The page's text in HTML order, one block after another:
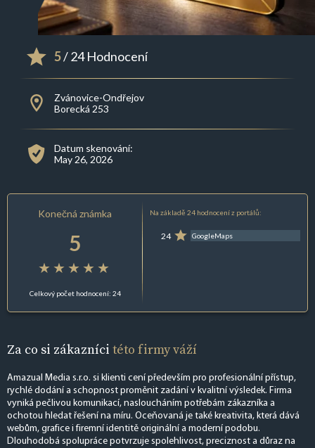
5/ 24 Hodnocení
Zvánovice-Ondřejov
Borecká 253
Datum skenování:
May 26, 2026
Konečná známka
5
Celkový počet hodnocení: 24
Na základě 24 hodnocení z portálů:
24 GoogleMaps
Za co si zákazníci této firmy váží
Amazual Media s.r.o. si klienti cení především pro profesionální přístup,
rychlé dodání a schopnost proměnit zadání v kvalitní výsledek. Firma
vyniká pečlivou komunikací, nasloucháním potřebám zákazníka a
ochotou hledat řešení na míru. Oceňovaná je také kreativita, která dává
webům, grafice i firemní identitě originální a moderní podobu.
Dlouhodobá spolupráce potvrzuje spolehlivost, preciznost a důraz na